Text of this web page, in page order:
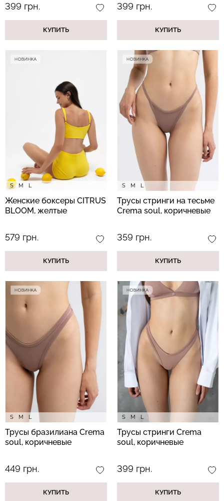
399 грн.
КУПИТЬ
399 грн.
КУПИТЬ
S M L
Женские боксеры CITRUS
BLOOM, желтые
579 грн.
КУПИТЬ
S M L
Трусы стринги на тесьме
Crema soul, коричневые
359 грн.
КУПИТЬ
S M L
Трусы бразилиана Crema
soul, коричневые
449 грн.
КУПИТЬ
S M L
Трусы стринги Crema
soul, коричневые
399 грн.
КУПИТЬ
Бесшовный топ на тонких
бретелях CAMI TOP
(белый) Giulia
279 грн.399 грн.
Бесшовные трусы слипы
с легкой коррекцией HI-
LEG SHAPEWEAR black
(черный) Giulia
258 грн.
369 грн.